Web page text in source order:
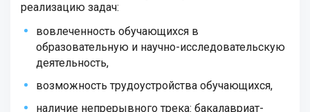
реализацию задач:
вовлеченность обучающихся в
образовательную и научно-исследовательскую
деятельность,
возможность трудоустройства обучающихся,
наличие непрерывного трека: бакалавриат-